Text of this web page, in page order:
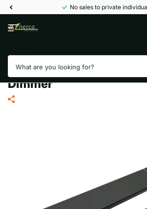
No sales to private
Mo-El Hot-Top 9818D
– Infraroodstraler met
Dimmer